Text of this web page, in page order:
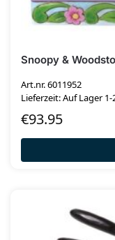
Snoopy &
Art.nr. 6011952
Lieferzeit: Auf Lager 1-
€93.95